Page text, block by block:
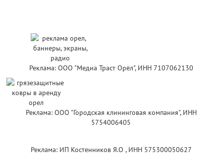
Реклама: ООО "Медиа Траст Орёл", ИНН 7107062130
Реклама: ООО "Городская клининговая компания", ИНН
5754006405
Реклама: ИП Костенников Я.О , ИНН 575300050627